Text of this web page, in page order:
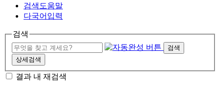
검색도움말
다국어입력
검색
검색
상세검색
결과 내 재검색